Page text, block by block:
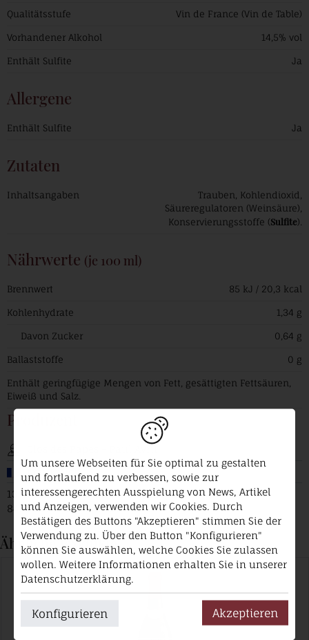
Qualitätsstufe Vin de France (Vin de Table)
Vorhandener Alkohol 14,5% vol
Enthält Sulfite Ja
Allergene
Enthält Sulfite Ja
Zutaten
Inhaltsangaben
Trauben, Kohlendioxid,
Säureregulatoren (Weinsäure),
Konservierungsstoffe (Sulfite).
Nährwerte (je 100 ml)
Brennwert 85 kJ / 20,3 kcal
Kohlenhydrate 1,34 g
Davon Zucker 0,64 g
Ballaststoffe 0 g
Enthält geringfügige Mengen von Fett, gesättigten Fettsäuren,
Eiweiß und Salz.
Produzent
Frankreich
13, Avenue Pierre de Luxembourg 1
84230 Châteauneuf-du-Pape
Ähnliche Produkte
Um unsere Webseiten für Sie optimal zu gestalten
und fortlaufend zu verbessen, sowie zur
interessengerechten Ausspielung von News, Artikel
und Anzeigen, verwenden wir Cookies. Durch
Bestätigen des Buttons "Akzeptieren" stimmen Sie der
Verwendung zu. Über den Button "Konfigurieren"
können Sie auswählen, welche Cookies Sie zulassen
wollen. Weitere Informationen erhalten Sie in unserer
Datenschutzerklärung.
Konfigurieren Akzeptieren